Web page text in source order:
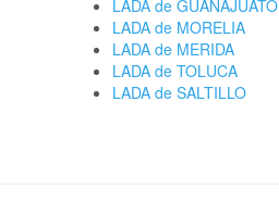
LADA de GUANAJUATO
LADA de MORELIA
LADA de MERIDA
LADA de TOLUCA
LADA de SALTILLO